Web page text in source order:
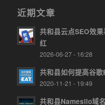
近期文章
共和县云点SEO效
红
2026-06-27 - 16:28
共和县如何提高谷歌
2020-11-21 - 19:49
共和县Namesilo域